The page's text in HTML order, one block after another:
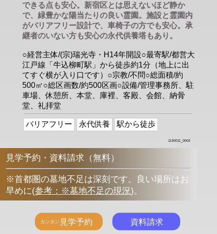
できる点も安心。新宿区とは思えないほど静か
で、緑豊かな陽当たりの良い霊園。施設と霊園内
がバリアフリー設計で、車椅子の方でも安心。承
継者のいない方も安心の永代供養塔もあり。
○経営主体/(宗)瑞光寺・H14年開設○最寄駅/都営大
江戸線「牛込柳町駅」から徒歩約1分（地上に出
てすぐ横が入り口です）○宗教/不問○総面積/約
500㎡○総区画数/約500区画○設備/管理事務所、駐
車場、休憩所、本堂、庫裡、客殿、会館、納骨
堂、礼拝堂
バリアフリー 永代供養 駅から徒歩
1130011_0002
見学予約・資料請求（無料）
※首都圏の墓地不足は深刻です。良い場所はお
早めに(参考：※墓地不足の現況)。